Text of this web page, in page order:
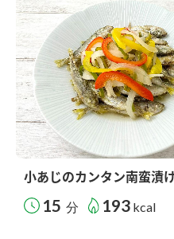
小あじのカンタン南蛮漬
15 分 193 kcal